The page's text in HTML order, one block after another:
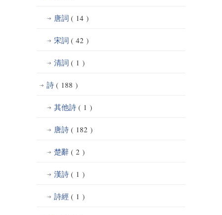
唐詞 ( 14 )
宋詞 ( 42 )
清詞 ( 1 )
詩 ( 188 )
其他詩 ( 1 )
唐詩 ( 182 )
楚辭 ( 2 )
漢詩 ( 1 )
詩經 ( 1 )